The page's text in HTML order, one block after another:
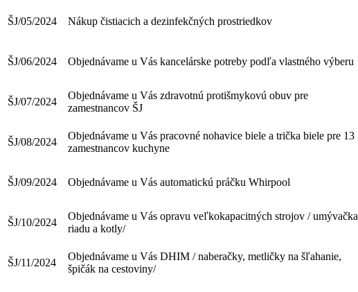
ŠJ/05/2024 Nákup čistiacich a dezinfekčných prostriedkov
ŠJ/06/2024 Objednávame u Vás kancelárske potreby podľa vlastného výberu
ŠJ/07/2024
Objednávame u Vás zdravotnú protišmykovú obuv pre
zamestnancov ŠJ
ŠJ/08/2024
Objednávame u Vás pracovné nohavice biele a trička biele pre 13
zamestnancov kuchyne
ŠJ/09/2024 Objednávame u Vás automatickú práčku Whirpool
ŠJ/10/2024
Objednávame u Vás opravu veľkokapacitných strojov / umývačka
riadu a kotly/
ŠJ/11/2024
Objednávame u Vás DHIM / naberačky, metličky na šľahanie,
špičák na cestoviny/